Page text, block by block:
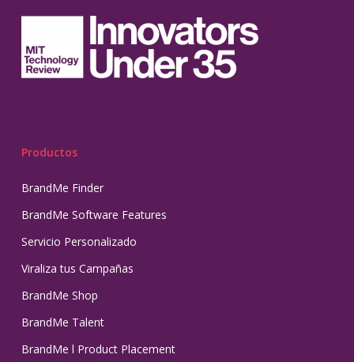
Productos
BrandMe Finder
BrandMe Software Features
Servicio Personalizado
Viraliza tus Campañas
BrandMe Shop
BrandMe Talent
BrandMe l Product Placement